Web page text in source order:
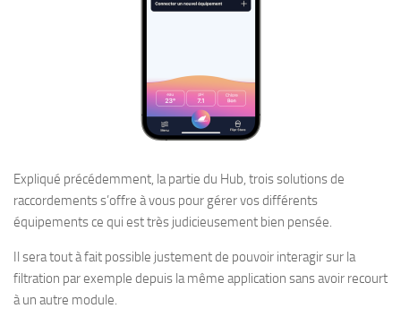
Expliqué précédemment, la partie du Hub, trois solutions de
raccordements s’offre à vous pour gérer vos différents
équipements ce qui est très judicieusement bien pensée.
Il sera tout à fait possible justement de pouvoir interagir sur la
filtration par exemple depuis la même application sans avoir recourt
à un autre module.